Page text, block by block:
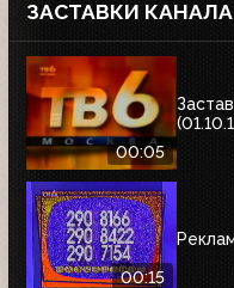
ЗАСТАВКИ КАНАЛА
00:05
00:15